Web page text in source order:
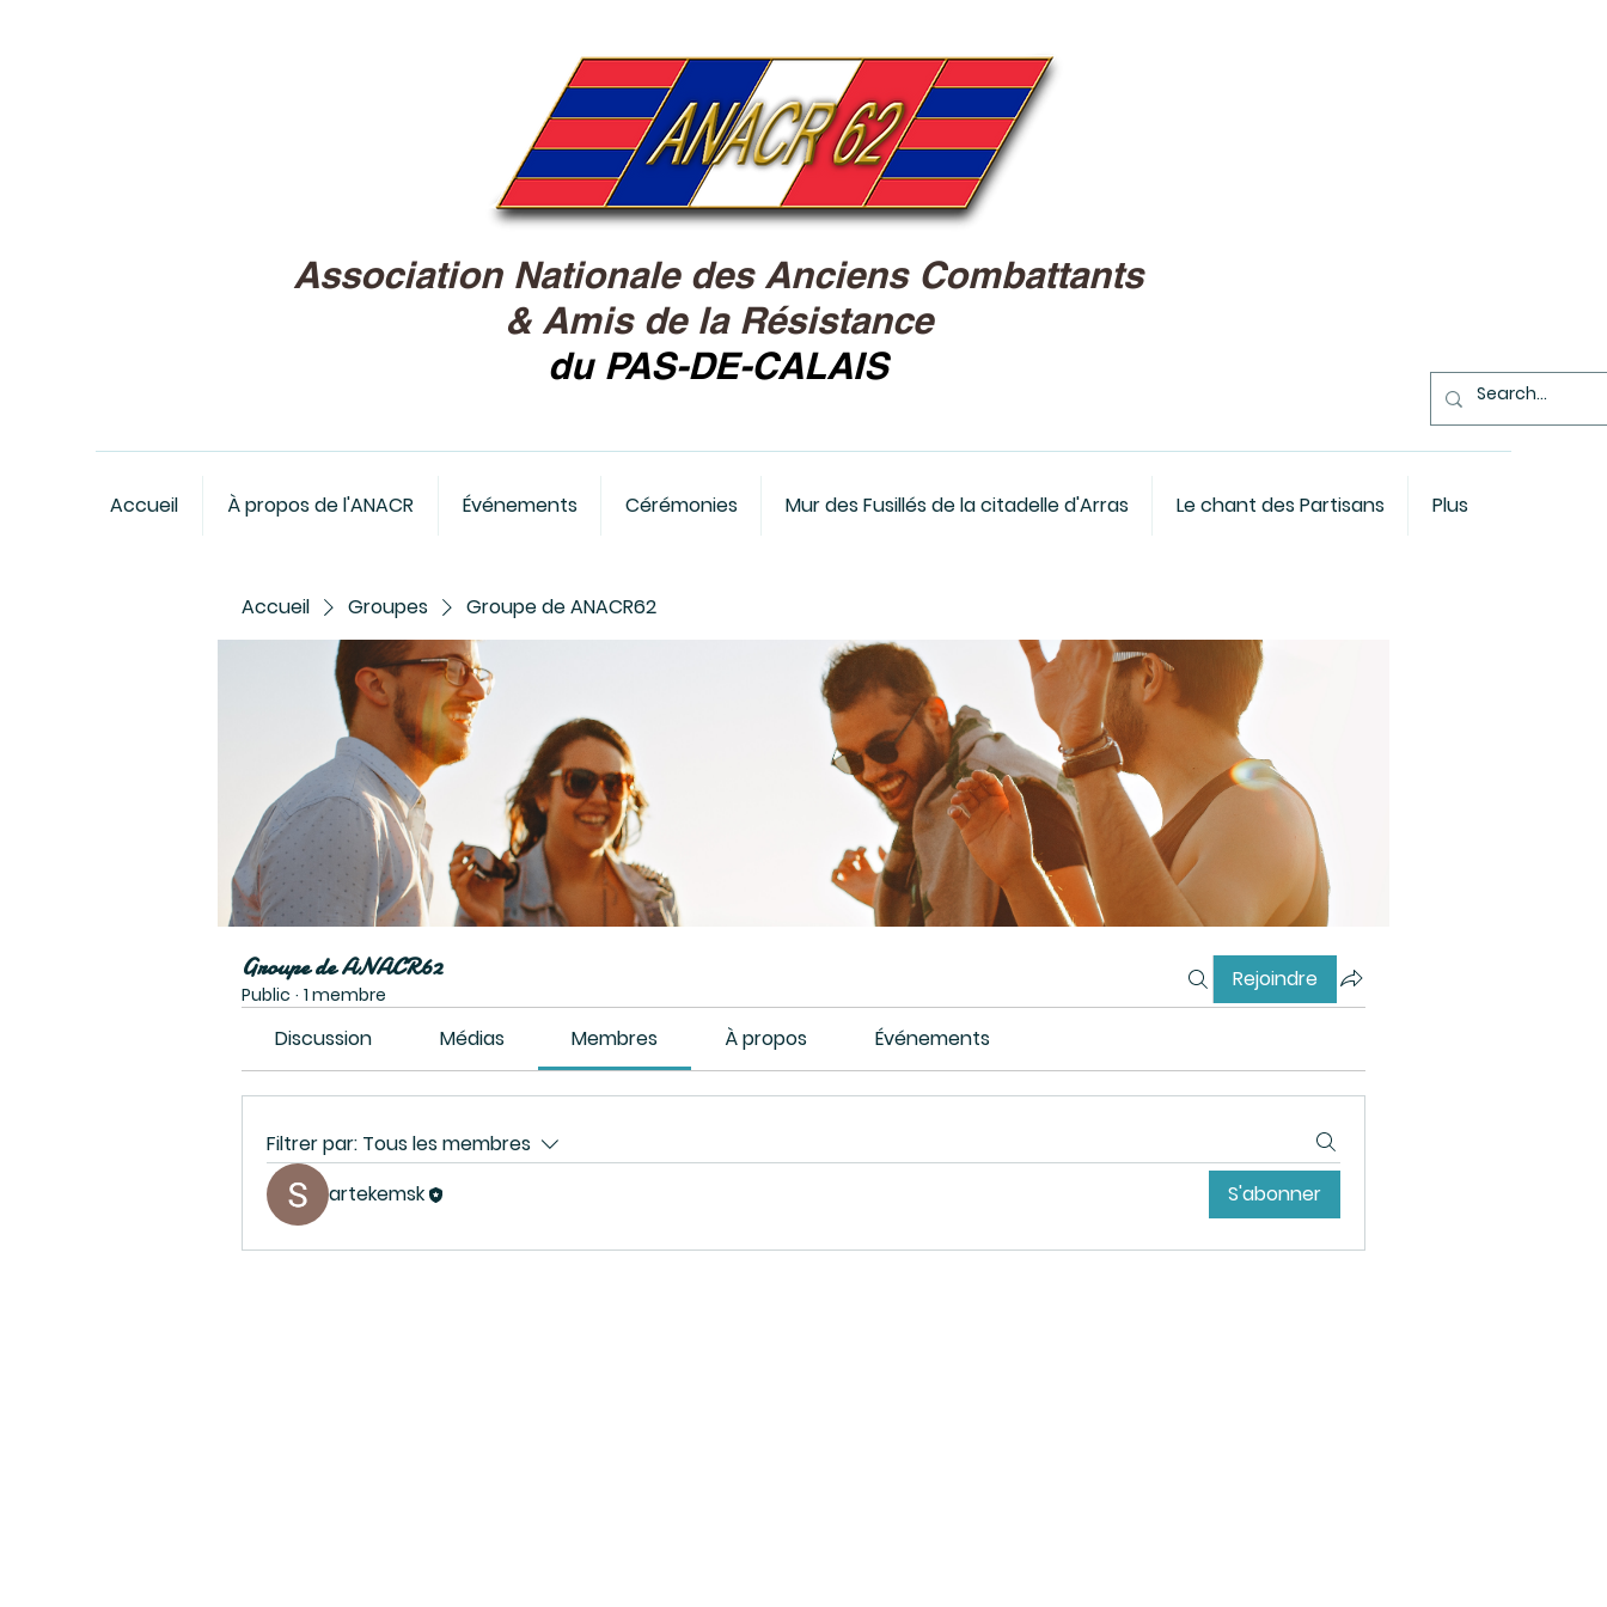
Association Nationale des Anciens Combattants
& Amis de la Résistance
du PAS-DE-CALAIS
Accueil À propos de l'ANACR Événements Cérémonies Mur des Fusillés de la citadelle d'Arras Le chant des Partisans Plus
Accueil Groupes Groupe de ANACR62
Groupe de ANACR62
Public · 1 membre
Rejoindre
Discussion Médias Membres À propos Événements
Filtrer par: Tous les membres
artekemsk
S'abonner